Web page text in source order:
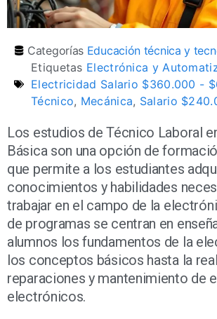
Categorías Educación técnica y
Etiquetas Electrónica y
Electricidad Salario $360.000 -
Técnico, Mecánica, Salario
Los estudios de Técnico Laboral
Básica son una opción de
que permite a los estudiantes
conocimientos y habilidades
trabajar en el campo de la
de programas se centran en
alumnos los fundamentos de la
los conceptos básicos hasta la
reparaciones y mantenimiento de
electrónicos.